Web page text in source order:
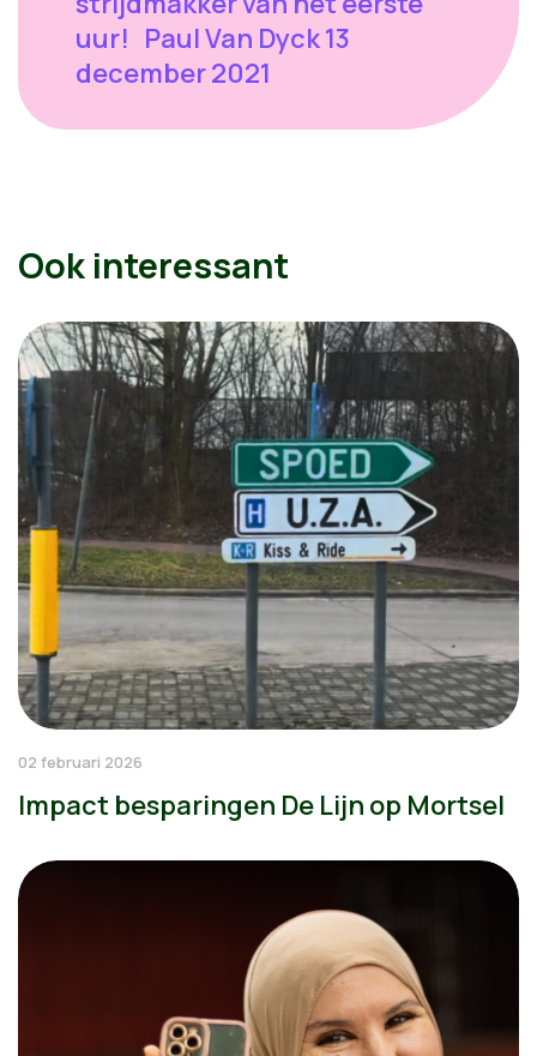
uur! Paul Van Dyck 13
december 2021
Ook interessant
02 februari 2026
Impact besparingen De Lijn op Mortsel